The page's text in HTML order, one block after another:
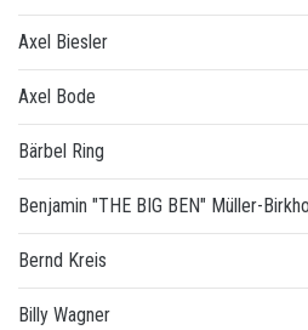
Axel Biesler
Axel Bode
Bärbel Ring
Benjamin "THE BIG BEN" Müller-
Bernd Kreis
Billy Wagner